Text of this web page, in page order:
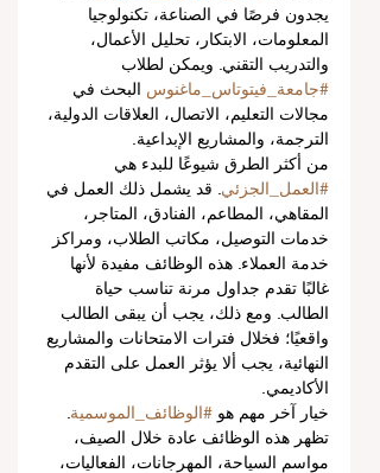
يجدون فرصًا في الصناعة، تكنولوجيا
المعلومات، الابتكار، تحليل الأعمال،
والتدريب التقني. ويمكن لطلاب
#جامعة_فيتوتاس_ماغنوس البحث في
مجالات التعليم، الاتصال، العلاقات الدولية،
الترجمة، والمشاريع الإبداعية.
من أكثر الطرق شيوعًا للبدء هي
#العمل_الجزئي . قد يشمل ذلك العمل في
المقاهي، المطاعم، الفنادق، المتاجر،
خدمات التوصيل، مكاتب الطلاب، ومراكز
خدمة العملاء. هذه الوظائف مفيدة لأنها
غالبًا تقدم جداول مرنة تناسب حياة
الطالب. ومع ذلك، يجب أن يبقى الطالب
واقعيًا؛ فخلال فترات الامتحانات والمشاريع
النهائية، يجب ألا يؤثر العمل على التقدم
الأكاديمي.
خيار آخر مهم هو #الوظائف_الموسمية
تظهر هذه الوظائف عادة خلال الصيف،
مواسم السياحة، المهرجانات، الفعاليات،